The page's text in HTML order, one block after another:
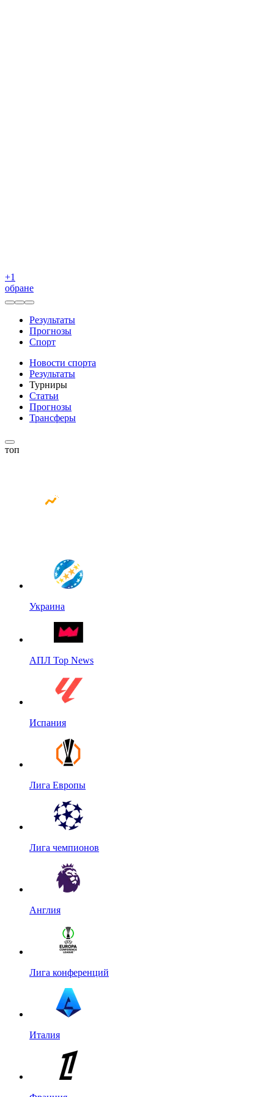
+1
обране
Результаты
Прогнозы
Спорт
Новости спорта
Результаты
Турниры
Статьи
Прогнозы
Трансферы
топ
Украина
АПЛ Top News
Испания
Лига Европы
Лига чемпионов
Англия
Лига конференций
Италия